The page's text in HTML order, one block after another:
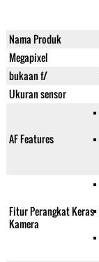
Nama Produk
Megapixel
bukaan f/
Ukuran sensor
AF Features
Fitur Perangkat Keras
Kamera